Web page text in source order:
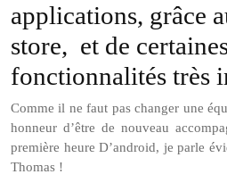
applications, grâce
store, et de
fonctionnalités très
Comme il ne faut pas changer une
honneur d’être de nouveau
première heure D’android, je parle
Thomas !